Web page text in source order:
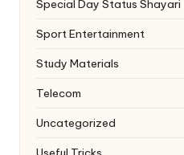
Special Day Status Shayari
Sport Entertainment
Study Materials
Telecom
Uncategorized